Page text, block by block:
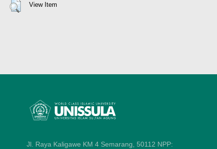
View Item
Jl. Raya Kaligawe KM 4 Semarang, 50112 NPP: